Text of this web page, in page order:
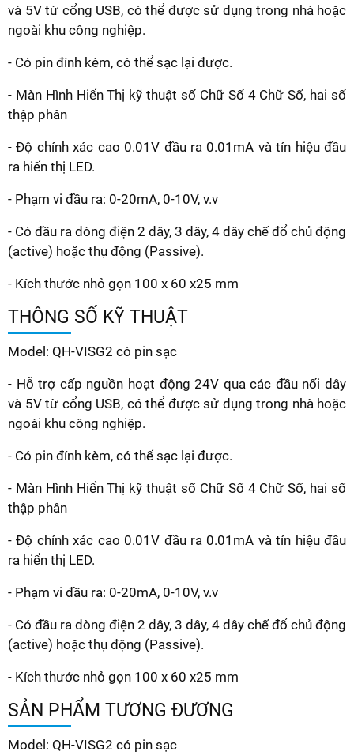
và 5V từ cổng USB, có thể được sử dụng trong nhà hoặc
ngoài khu công nghiệp.
- Có pin đính kèm, có thể sạc lại được.
- Màn Hình Hiển Thị kỹ thuật số Chữ Số 4 Chữ Số, hai số
thập phân
- Độ chính xác cao 0.01V đầu ra 0.01mA và tín hiệu đầu
ra hiển thị LED.
- Phạm vi đầu ra: 0-20mA, 0-10V, v.v
- Có đầu ra dòng điện 2 dây, 3 dây, 4 dây chế đổ chủ động
(active) hoặc thụ động (Passive).
- Kích thước nhỏ gọn 100 x 60 x25 mm
THÔNG SỐ KỸ THUẬT
Model: QH-VISG2 có pin sạc
- Hỗ trợ cấp nguồn hoạt động 24V qua các đầu nối dây
và 5V từ cổng USB, có thể được sử dụng trong nhà hoặc
ngoài khu công nghiệp.
- Có pin đính kèm, có thể sạc lại được.
- Màn Hình Hiển Thị kỹ thuật số Chữ Số 4 Chữ Số, hai số
thập phân
- Độ chính xác cao 0.01V đầu ra 0.01mA và tín hiệu đầu
ra hiển thị LED.
- Phạm vi đầu ra: 0-20mA, 0-10V, v.v
- Có đầu ra dòng điện 2 dây, 3 dây, 4 dây chế đổ chủ động
(active) hoặc thụ động (Passive).
- Kích thước nhỏ gọn 100 x 60 x25 mm
SẢN PHẨM TƯƠNG ĐƯƠNG
Model: QH-VISG2 có pin sạc